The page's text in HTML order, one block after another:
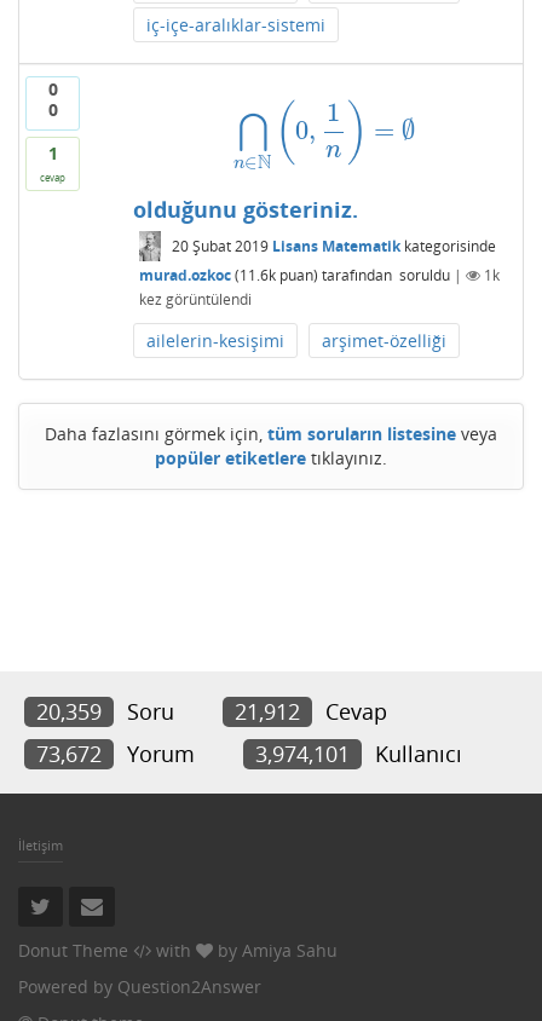
iç-içe-aralıklar-sistemi
0
0
1
cevap
⋂
n∈N (0,
1
n ) = ∅
⋂n ∈N 0,1 n =∅
olduğunu gösteriniz.
20 Şubat 2019 Lisans Matematikkategorisinde
murad.ozkoc (11.6kpuan) tarafından soruldu |
1k
kez görüntülendi
ailelerin-kesişimi arşimet-özelliği
Daha fazlasını görmek için, tüm soruların listesine veya
popüler etiketlere tıklayınız.
20,359 Soru 21,912
Cevap
73,672
Yorum 3,974,101 Kullanıcı
İletişim
Donut Theme with by Amiya Sahu
Powered by Question2Answer